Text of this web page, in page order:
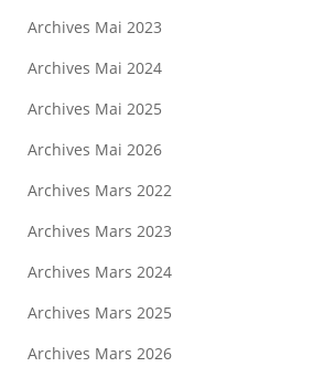
Archives Mai 2023
Archives Mai 2024
Archives Mai 2025
Archives Mai 2026
Archives Mars 2022
Archives Mars 2023
Archives Mars 2024
Archives Mars 2025
Archives Mars 2026